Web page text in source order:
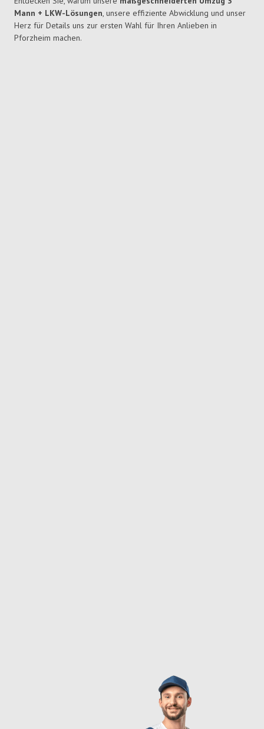
Mann + LKW-Lösungen, unsere effiziente Abwicklung und unser
Herz für Details uns zur ersten Wahl für Ihren Anlieben in
Pforzheim machen.